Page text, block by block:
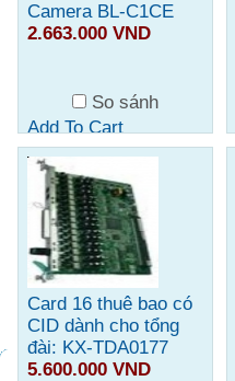
Camera BL-C1CE
2.663.000 VND
So sánh
Add To Cart
Card 16 thuê bao có
CID dành cho tổng
đài: KX-TDA0177
5.600.000 VND